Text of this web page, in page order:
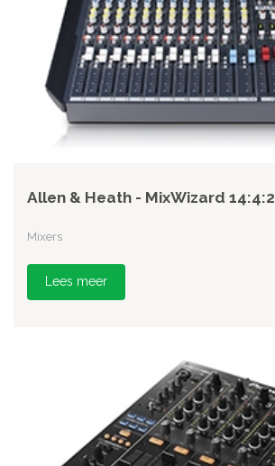
Allen & Heath - MixWizard 14:4:2
Mixers
Lees meer